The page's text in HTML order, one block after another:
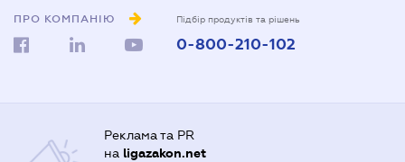
ПРО КОМПАНІЮ Підбір продуктів та рішень
0-800-210-102
Реклама та PR
на ligazakon.net